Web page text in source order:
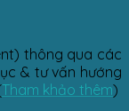
thông qua các
& tư vấn hướng
Tham khảo thêm)